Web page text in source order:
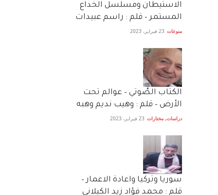
الاستيطان ومسلسل الخداع
المستمر – قلم : راسم عبيدات
منوعات 23 فبراير، 2023
الكتاب الصَّوتي – عوالم تحت
الأرض – قلم : وهيب نديم وهبه
دراسات, مختارات 23 فبراير، 2023
سوريا وتركيا واعادة الاعمار –
قلم : محمد فؤاد زيد الكيلاني